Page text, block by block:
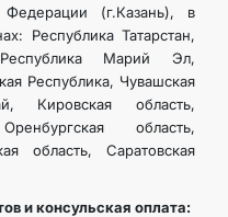
Федерации (г.Казань), в
Республика Татарстан,
Республика Марий Эл,
Республика, Чувашская
Кировская область,
область,
область, Саратовская
и консульская оплата: